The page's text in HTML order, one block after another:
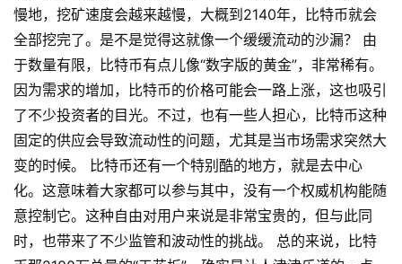
慢地，挖矿速度会越来越慢，大概到2140年，比特币就会
全部挖完了。是不是觉得这就像一个缓缓流动的沙漏？ 由
于数量有限，比特币有点儿像“数字版的黄金”，非常稀有。
因为需求的增加，比特币的价格可能会一路上涨，这也吸引
了不少投资者的目光。不过，也有一些人担心，比特币这种
固定的供应会导致流动性的问题，尤其是当市场需求突然大
变的时候。 比特币还有一个特别酷的地方，就是去中心
化。这意味着大家都可以参与其中，没有一个权威机构能随
意控制它。这种自由对用户来说是非常宝贵的，但与此同
时，也带来了不少监管和波动性的挑战。 总的来说，比特